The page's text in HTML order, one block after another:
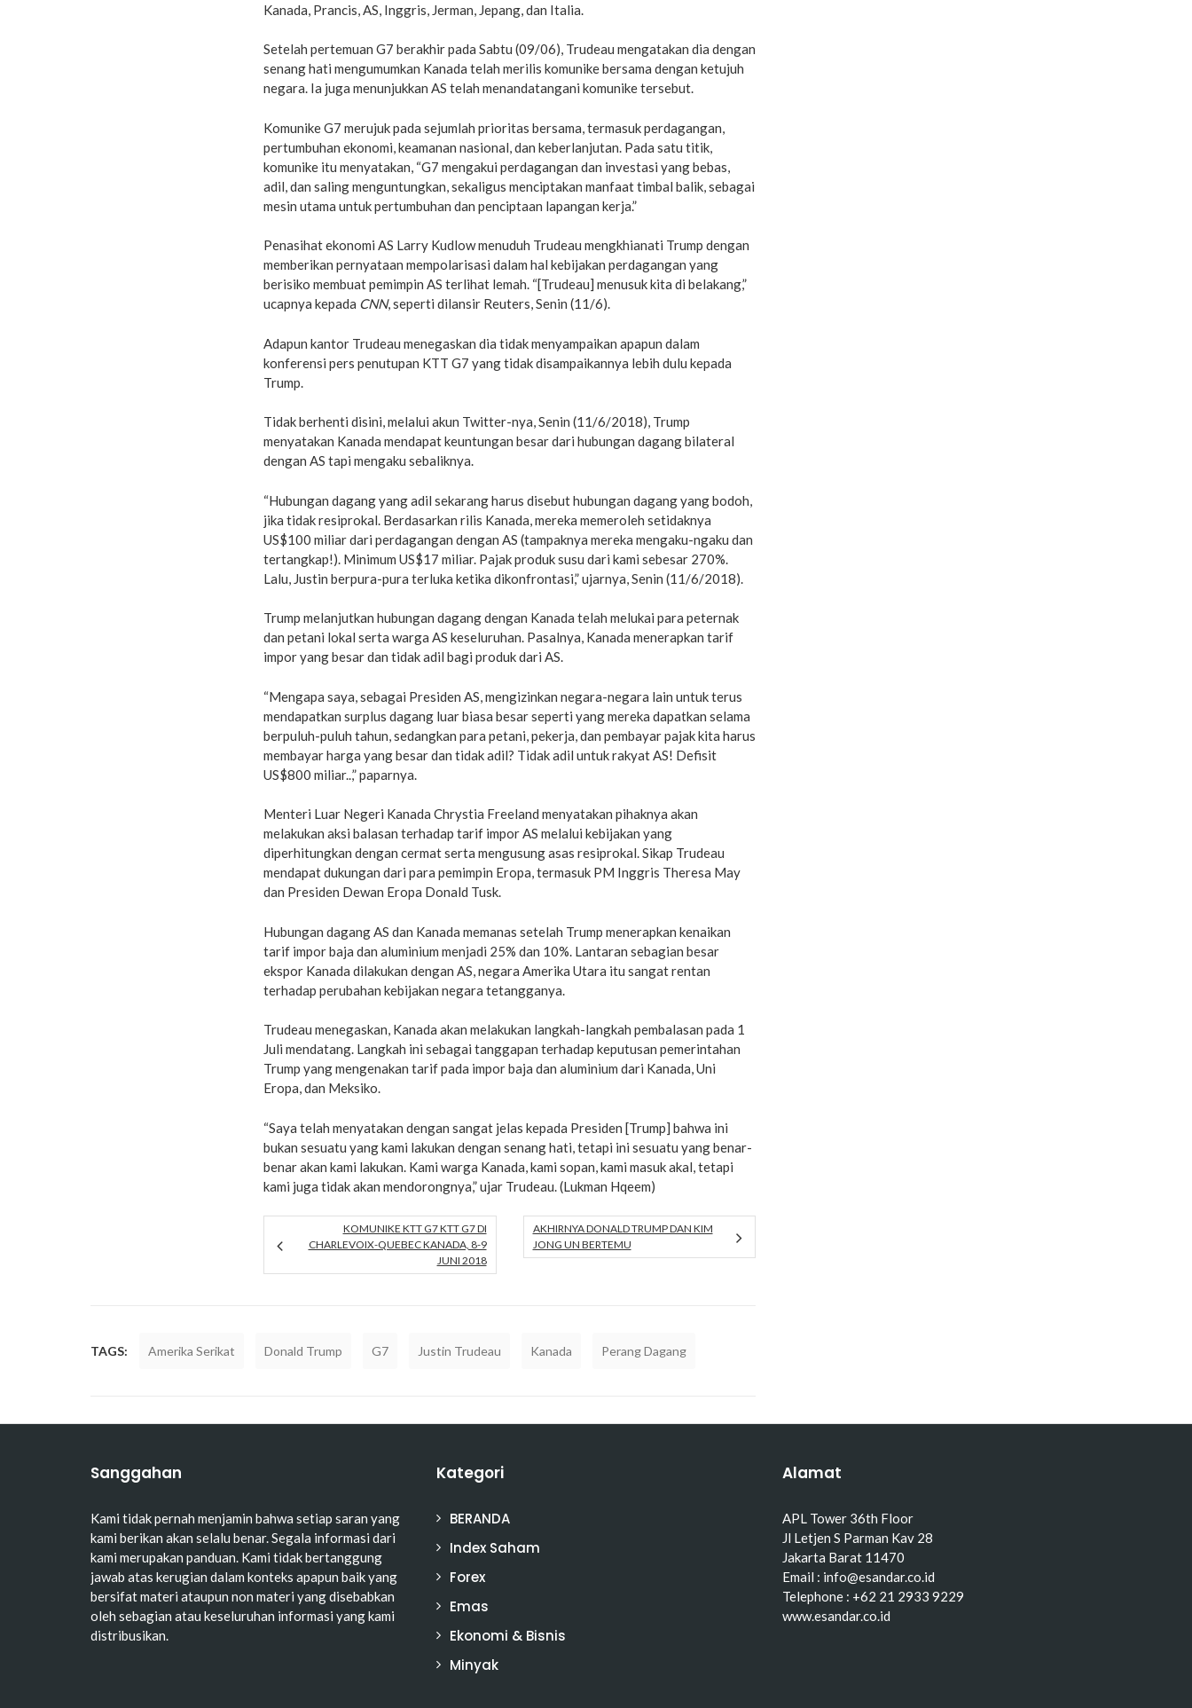
Kanada, Prancis, AS, Inggris, Jerman, Jepang, dan Italia.
Setelah pertemuan G7 berakhir pada Sabtu (09/06), Trudeau mengatakan dia dengan
senang hati mengumumkan Kanada telah merilis komunike bersama dengan ketujuh
negara. Ia juga menunjukkan AS telah menandatangani komunike tersebut.
Komunike G7 merujuk pada sejumlah prioritas bersama, termasuk perdagangan,
pertumbuhan ekonomi, keamanan nasional, dan keberlanjutan. Pada satu titik,
komunike itu menyatakan, “G7 mengakui perdagangan dan investasi yang bebas,
adil, dan saling menguntungkan, sekaligus menciptakan manfaat timbal balik, sebagai
mesin utama untuk pertumbuhan dan penciptaan lapangan kerja.”
Penasihat ekonomi AS Larry Kudlow menuduh Trudeau mengkhianati Trump dengan
memberikan pernyataan mempolarisasi dalam hal kebijakan perdagangan yang
berisiko membuat pemimpin AS terlihat lemah. “[Trudeau] menusuk kita di belakang,”
ucapnya kepada CNN, seperti dilansir Reuters, Senin (11/6).
Adapun kantor Trudeau menegaskan dia tidak menyampaikan apapun dalam
konferensi pers penutupan KTT G7 yang tidak disampaikannya lebih dulu kepada
Trump.
Tidak berhenti disini, melalui akun Twitter-nya, Senin (11/6/2018), Trump
menyatakan Kanada mendapat keuntungan besar dari hubungan dagang bilateral
dengan AS tapi mengaku sebaliknya.
“Hubungan dagang yang adil sekarang harus disebut hubungan dagang yang bodoh,
jika tidak resiprokal. Berdasarkan rilis Kanada, mereka memeroleh setidaknya
US$100 miliar dari perdagangan dengan AS (tampaknya mereka mengaku-ngaku dan
tertangkap!). Minimum US$17 miliar. Pajak produk susu dari kami sebesar 270%.
Lalu, Justin berpura-pura terluka ketika dikonfrontasi,” ujarnya, Senin (11/6/2018).
Trump melanjutkan hubungan dagang dengan Kanada telah melukai para peternak
dan petani lokal serta warga AS keseluruhan. Pasalnya, Kanada menerapkan tarif
impor yang besar dan tidak adil bagi produk dari AS.
“Mengapa saya, sebagai Presiden AS, mengizinkan negara-negara lain untuk terus
mendapatkan surplus dagang luar biasa besar seperti yang mereka dapatkan selama
berpuluh-puluh tahun, sedangkan para petani, pekerja, dan pembayar pajak kita harus
membayar harga yang besar dan tidak adil? Tidak adil untuk rakyat AS! Defisit
US$800 miliar..,” paparnya.
Menteri Luar Negeri Kanada Chrystia Freeland menyatakan pihaknya akan
melakukan aksi balasan terhadap tarif impor AS melalui kebijakan yang
diperhitungkan dengan cermat serta mengusung asas resiprokal. Sikap Trudeau
mendapat dukungan dari para pemimpin Eropa, termasuk PM Inggris Theresa May
dan Presiden Dewan Eropa Donald Tusk.
Hubungan dagang AS dan Kanada memanas setelah Trump menerapkan kenaikan
tarif impor baja dan aluminium menjadi 25% dan 10%. Lantaran sebagian besar
ekspor Kanada dilakukan dengan AS, negara Amerika Utara itu sangat rentan
terhadap perubahan kebijakan negara tetangganya.
Trudeau menegaskan, Kanada akan melakukan langkah-langkah pembalasan pada 1
Juli mendatang. Langkah ini sebagai tanggapan terhadap keputusan pemerintahan
Trump yang mengenakan tarif pada impor baja dan aluminium dari Kanada, Uni
Eropa, dan Meksiko.
“Saya telah menyatakan dengan sangat jelas kepada Presiden [Trump] bahwa ini
bukan sesuatu yang kami lakukan dengan senang hati, tetapi ini sesuatu yang benar-
benar akan kami lakukan. Kami warga Kanada, kami sopan, kami masuk akal, tetapi
kami juga tidak akan mendorongnya,” ujar Trudeau. (Lukman Hqeem)
KOMUNIKE KTT G7 KTT G7 DI
CHARLEVOIX-QUEBEC KANADA, 8-9
JUNI 2018
AKHIRNYA DONALD TRUMP DAN KIM
JONG UN BERTEMU
TAGS: Amerika Serikat Donald Trump G7 Justin Trudeau Kanada Perang Dagang
Sanggahan
Kami tidak pernah menjamin bahwa setiap saran yang
kami berikan akan selalu benar. Segala informasi dari
kami merupakan panduan. Kami tidak bertanggung
jawab atas kerugian dalam konteks apapun baik yang
bersifat materi ataupun non materi yang disebabkan
oleh sebagian atau keseluruhan informasi yang kami
distribusikan.
Kategori
BERANDA
Index Saham
Forex
Emas
Ekonomi & Bisnis
Minyak
Alamat
APL Tower 36th Floor
Jl Letjen S Parman Kav 28
Jakarta Barat 11470
Email : info@esandar.co.id
Telephone : +62 21 2933 9229
www.esandar.co.id